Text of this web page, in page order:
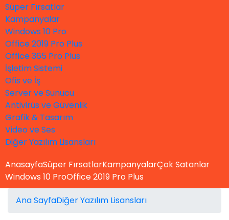
Süper Fırsatlar
Kampanyalar
Windows 10 Pro
Office 2019 Pro Plus
Office 365 Pro Plus
İşletim Sistemi
Ofis ve İş
Server ve Sunucu
Antivirüs ve Güvenlik
Grafik & Tasarım
Video ve Ses
Diğer Yazılım Lisansları
AnasayfaSüper FırsatlarKampanyalarÇok Satanlar
Windows 10 ProOffice 2019 Pro Plus
Ana SayfaDiğer Yazılım Lisansları